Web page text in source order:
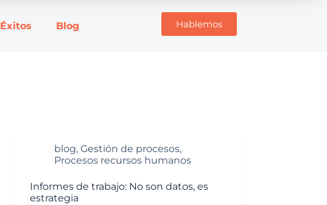
Éxitos Blog Hablemos
blog,Gestión de procesos,
Procesos recursos humanos
Informes de trabajo: No son datos, es
estrategia